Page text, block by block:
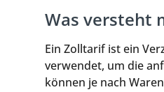
Was versteht
Ein Zolltarif ist ein
verwendet, um die
können je nach